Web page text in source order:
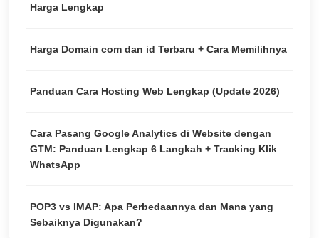
Harga Lengkap
Harga Domain com dan id Terbaru + Cara Memilihnya
Panduan Cara Hosting Web Lengkap (Update 2026)
Cara Pasang Google Analytics di Website dengan
GTM: Panduan Lengkap 6 Langkah + Tracking Klik
WhatsApp
POP3 vs IMAP: Apa Perbedaannya dan Mana yang
Sebaiknya Digunakan?